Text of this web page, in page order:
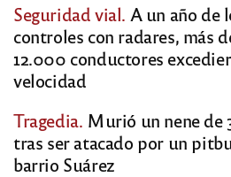
Seguridad vial. A un año de
controles con radares, más
12.000 conductores
velocidad
Tragedia. Murió un nene de
tras ser atacado por un
barrio Suárez